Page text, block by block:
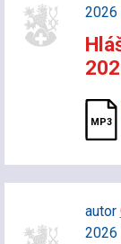
2026
autor
2026